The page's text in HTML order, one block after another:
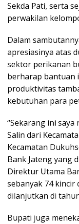
Sekda Pati, serta
perwakilan
Dalam
apresiasinya atas
sektor perikanan
berharap bantuan
produktivitas
kebutuhan para
“Sekarang ini
Salin dari
Kecamatan
Bank Jateng yang
Direktur Utama
sebanyak 74 kincir
dilanjutkan di
Bupati juga